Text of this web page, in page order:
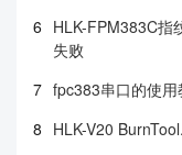
6 HLK-FPM383C指
失败
7 fpc383串口的使用
8 HLK-V20